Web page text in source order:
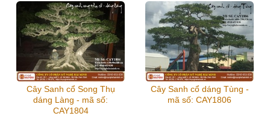
Cây Sanh cổ Song Thụ
dáng Làng - mã số:
CAY1804
Cây Sanh cổ dáng Tùng -
mã số: CAY1806